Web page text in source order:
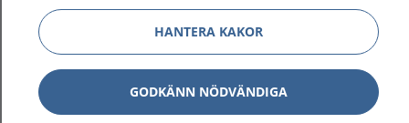
HANTERA KAKOR
GODKÄNN NÖDVÄNDIGA